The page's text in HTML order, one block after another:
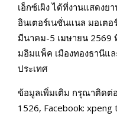
เอ็กซ์เผิง ได้ที่งานแสดงย
อินเตอร์เนชั่นแนล มอเตอ
มีนาคม-5 เมษายน 2569
มอิมแพ็ค เมืองทองธานีแ
ประเทศ
ข้อมูลเพิ่มเติม กรุณาติดต่อ
1526, Facebook: xpeng